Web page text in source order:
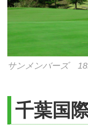
サンメンバーズ
千葉国